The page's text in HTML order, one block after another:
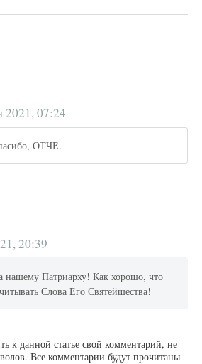
2021, 07:24
ОТЧЕ.
20:39
нашему Патриарху! Как хорошо, что
Слова Его Святейшества!
к данной статье свой комментарий, не
Все комментарии будут прочитаны